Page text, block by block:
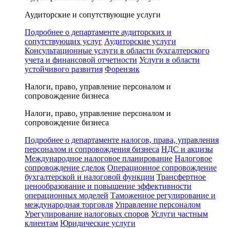
Аудиторские и сопутствующие услуги
Подробнее о департаменте аудиторских и
сопутствующих услуг Аудиторские услуги
Консультационные услуги в области бухгалтерского
учета и финансовой отчетности Услуги в области
устойчивого развития Форензик
Налоги, право, управление персоналом и
сопровождение бизнеса
Налоги, право, управление персоналом и
сопровождение бизнеса
Подробнее о департаменте налогов, права, управления
персоналом и сопровождения бизнеса НДС и акцизы
Международное налоговое планирование Налоговое
сопровождение сделок Операционное сопровождение
бухгалтерской и налоговой функции Трансфертное
ценообразование и повышение эффективности
операционных моделей Таможенное регулирование и
международная торговля Управление персоналом
Урегулирование налоговых споров Услуги частным
клиентам Юридические услуги